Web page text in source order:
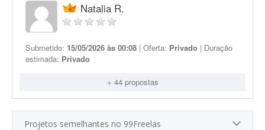
Natalia R.
Submetido: 15/05/2026 às 00:08 | Oferta: Privado | Duração
estimada: Privado
+ 44 propostas
Projetos semelhantes no 99Freelas